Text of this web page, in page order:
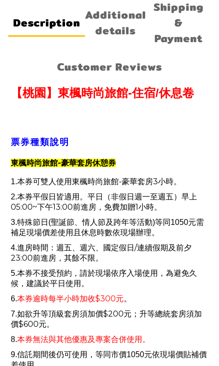
Description Additional
details
Shipping
&
Payment
Customer Reviews
【桃園】東楓時尚旅館-住宿/休息卷
票券種類說明
東楓時尚旅館-豪華套房休憩券
1.本券可雙人使用東楓時尚旅館-豪華套房3小時。
2.本券平假日皆適用。平日（非假日週一至週五）早上
05:00~下午13:00前進房，免費加贈1小時。
3.特殊節日(聖誕節、情人節及跨年等活動)等同1050元需
補足現場價差使用且休息時數依現場辦理。
4.進房時間：週五、週六、國定假日 /連續假期及前夕
23:00前進房，其餘不限。
5.本券不接受預約，請於現場依序入場使用，為避免久
候，建議於平日使用。
6.本券逾時每半小時加收$300元。
7.如欲升等頂級套房須加價$200元；升等總統套房須加
價$600元。
8.本券無法與其他優惠及專案合併使用。
9.信託期間後仍可使用，等同市價1050元依現場價貼補價